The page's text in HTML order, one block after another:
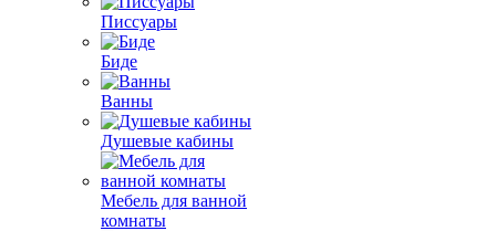
Писсуары
Биде
Ванны
Душевые кабины
Мебель для ванной
комнаты